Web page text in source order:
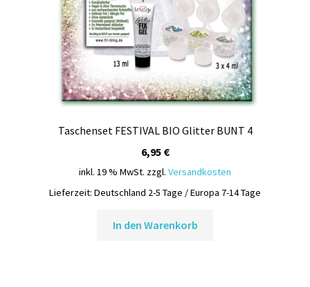
Taschenset FESTIVAL BIO Glitter BUNT 4
6,95 €
inkl. 19 % MwSt. zzgl. Versandkosten
Lieferzeit: Deutschland 2-5 Tage / Europa 7-14 Tage
In den Warenkorb